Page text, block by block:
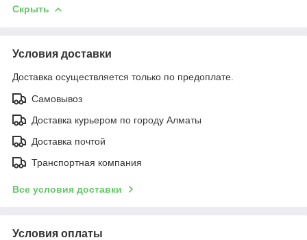
Скрыть
Условия доставки
Доставка осуществляется только по предоплате.
Самовывоз
Доставка курьером по городу Алматы
Доставка почтой
Транспортная компания
Все условия доставки
Условия оплаты